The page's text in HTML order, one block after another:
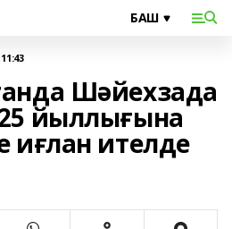
Шәйехзада
йыллығына
иғлан ителде